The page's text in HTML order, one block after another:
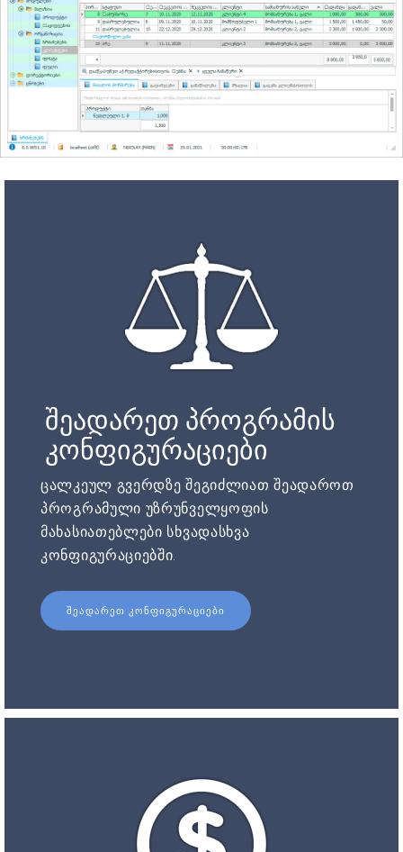
შეადარეთ პროგრამის
კონფიგურაციები
ცალკეულ გვერდზე შეგიძლიათ შეადაროთ
პროგრამული უზრუნველყოფის
მახასიათებლები სხვადასხვა
კონფიგურაციებში.
ᲨᲔᲐᲓᲐᲠᲔᲗ ᲙᲝᲜᲤᲘᲒᲣᲠᲐᲪᲘᲔᲑᲘ